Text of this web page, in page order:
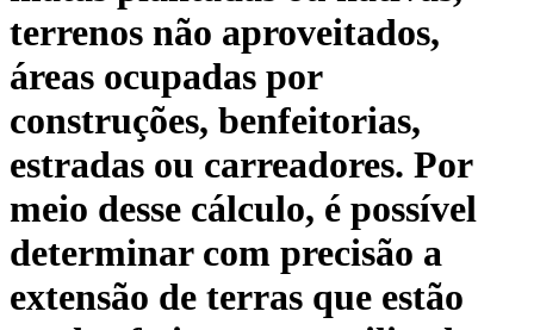
terrenos não aproveitados,
áreas ocupadas por
construções, benfeitorias,
estradas ou carreadores. Por
meio desse cálculo, é possível
determinar com precisão a
extensão de terras que estão